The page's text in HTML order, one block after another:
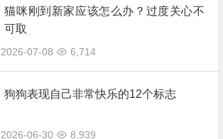
猫咪刚到新家应该怎么办？过度关心不
可取
2026-07-08 6,714
狗狗表现自己非常快乐的12个标志
2026-06-30 8,939